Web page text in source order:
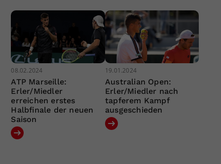
08.02.2024
ATP Marseille:
Erler/Miedler
erreichen erstes
Halbfinale der neuen
Saison
19.01.2024
Australian Open:
Erler/Miedler nach
tapferem Kampf
ausgeschieden